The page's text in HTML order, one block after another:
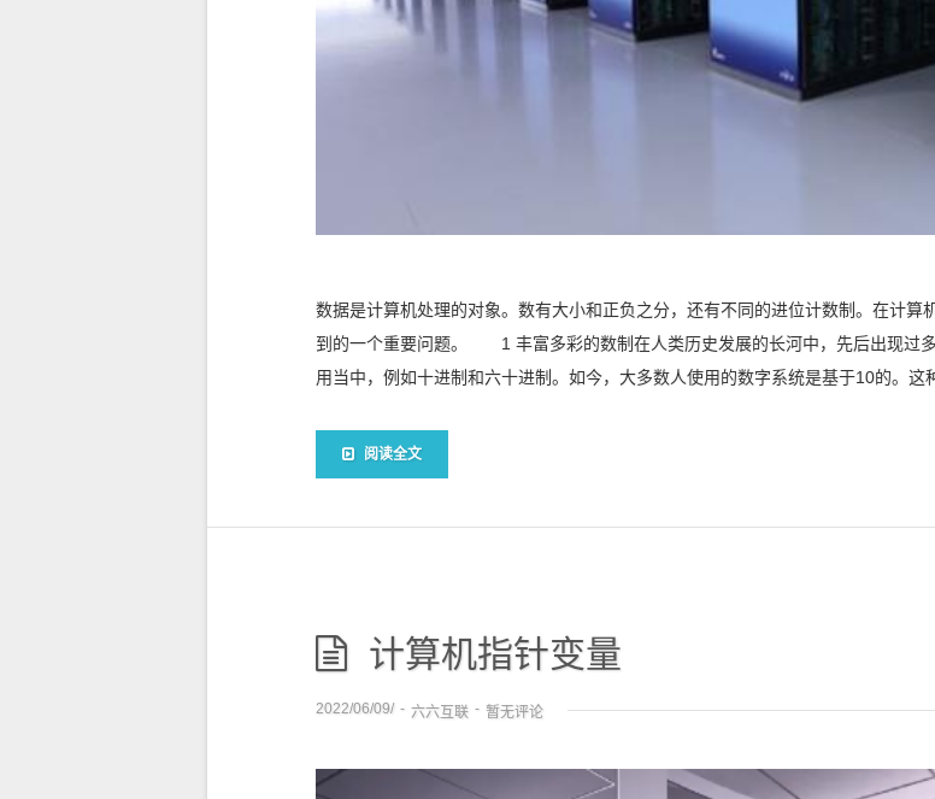
数据是计算机处理的对象。数有大小和正负之分，还有不同的进位计数制。在计算
到的一个重要问题。 1 丰富多彩的数制在人类历史发展的长河中，先后出现过
用当中，例如十进制和六十进制。如今，大多数人使用的数字系统是基于10的。这
阅读全文
计算机指针变量
2022/06/09/ - 六六互联 - 暂无评论